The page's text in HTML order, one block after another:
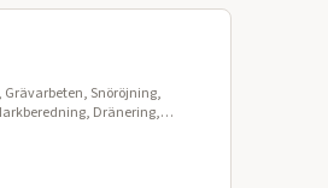
Snöröjning,
Dränering,